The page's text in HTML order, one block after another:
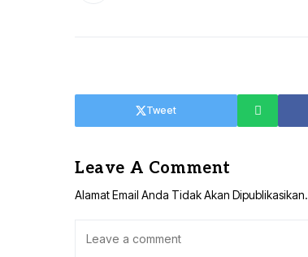
Tweet
Leave A Comment
Alamat Email Anda Tidak Akan Dipublikasikan.